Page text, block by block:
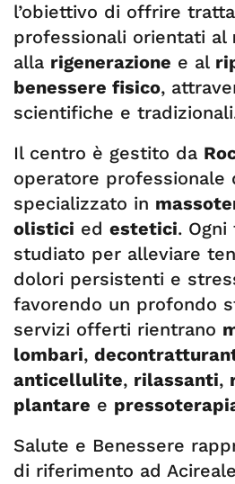
l’obiettivo di offrire
professionali orientati al
alla rigenerazione e al
benessere fisico,
scientifiche e
Il centro è gestito da
operatore professionale
specializzato in
olistici ed estetici.
studiato per alleviare
dolori persistenti e
favorendo un profondo
servizi offerti rientrano
lombari,
anticellulite, rilassanti,
plantare e
Salute e Benessere
di riferimento ad